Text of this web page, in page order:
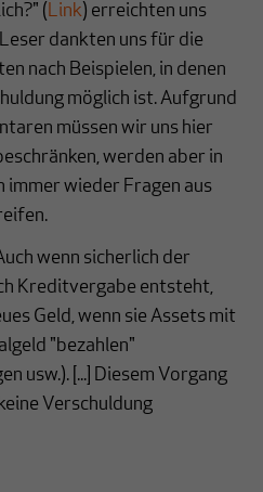
(Link) erreichten uns
dankten uns für die
nach Beispielen, in denen
möglich ist. Aufgrund
müssen wir uns hier
werden aber in
immer wieder Fragen aus
wenn sicherlich der
Kreditvergabe entsteht,
Geld, wenn sie Assets mit
"bezahlen"
usw.). [...] Diesem Vorgang
Verschuldung